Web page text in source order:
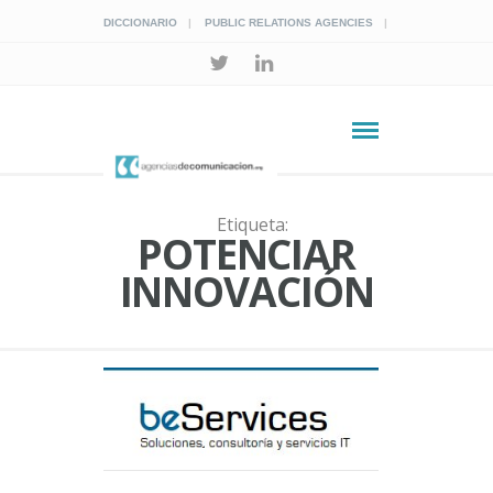
DICCIONARIO PUBLIC RELATIONS AGENCIES
Etiqueta:
POTENCIAR
INNOVACIÓN